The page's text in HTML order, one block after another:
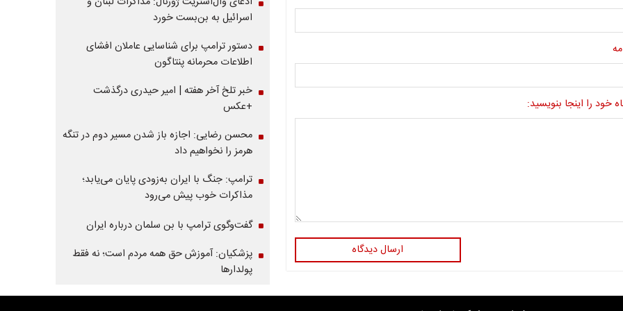
خود را اینجا بنویسید:
ارسال دیدگاه
اسرائیل به بن‌بست خورد
دستور ترامپ برای شناسایی عاملان افشای
اطلاعات محرمانه پنتاگون
خبر تلخ آخر هفته | امیر حیدری درگذشت
+عکس
محسن رضایی: اجازه باز شدن مسیر دوم در تنگه
هرمز را نخواهیم داد
ترامپ: جنگ با ایران به‌زودی پایان می‌یابد؛
مذاکرات خوب پیش می‌رود
گفت‌وگوی ترامپ با بن سلمان درباره ایران
پزشکیان: آموزش حق همه مردم است؛ نه فقط
پولدارها